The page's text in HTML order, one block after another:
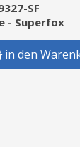
SF
- Superfox
in den